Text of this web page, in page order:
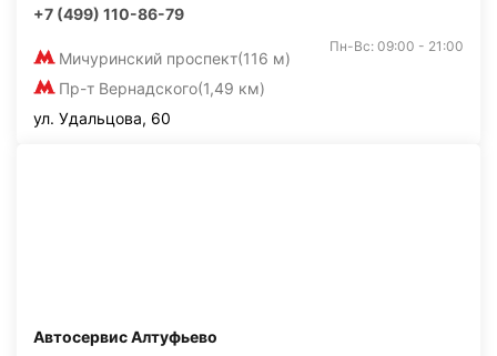
+7 (499) 110-86-79
Мичуринский проспект(116 м)
Пр-т Вернадского(1,49 км)
Пн-Вс: 09:00 - 21:00
ул. Удальцова, 60
Автосервис Алтуфьево